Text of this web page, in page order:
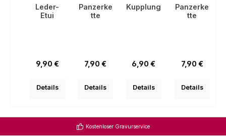
Leder-
Etui
Regulärer Preis:
9,90 €
Details
Panzerke
tte
Regulärer Preis:
7,90 €
Details
Kupplung
Regulärer Preis:
6,90 €
Details
Panzerke
tte
Regulärer
7,90 €
Details
Kostenloser Gravurservice